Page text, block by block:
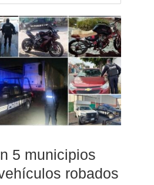
5 municipios
robados